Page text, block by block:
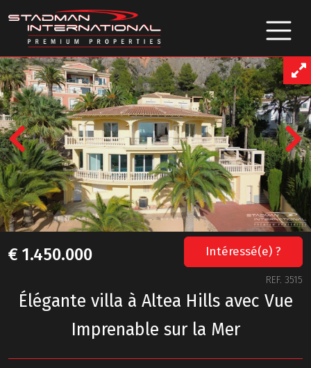
Previous
€ 1.450.000
REF. 3515
Intéressé(e) ?
Élégante villa à Altea Hills avec Vue
Imprenable sur la Mer